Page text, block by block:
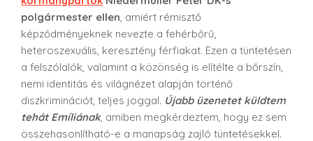
polgármester ellen , amiért rémisztő
képződményeknek nevezte a fehérbőrű,
heteroszexuális, keresztény férfiakat. Ezen a tüntetésen
a felszólalók, valamint a közönség is elítélte a bőrszín,
nemi identitás és világnézet alapján történő
diszkriminációt, teljes joggal. Újabb üzenetet küldtem
tehát Emíliának, amiben megkérdeztem, hogy ez sem
összehasonlítható-e a manapság zajló tüntetésekkel.